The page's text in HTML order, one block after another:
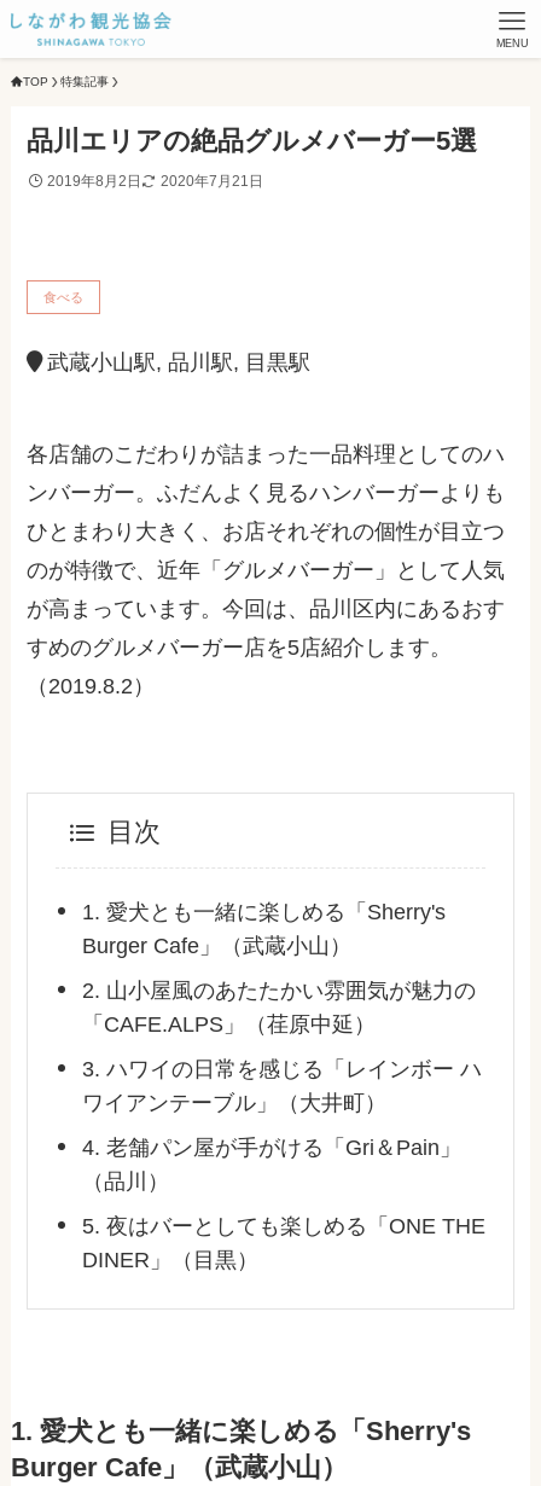
MENU
TOP 特集記事
品川エリアの絶品グルメバーガー5選
2019年8月2日 2020年7月21日
食べる
武蔵小山駅, 品川駅, 目黒駅
各店舗のこだわりが詰まった一品料理としてのハ
ンバーガー。ふだんよく見るハンバーガーよりも
ひとまわり大きく、お店それぞれの個性が目立つ
のが特徴で、近年「グルメバーガー」として人気
が高まっています。今回は、品川区内にあるおす
すめのグルメバーガー店を5店紹介します。
（2019.8.2）
目次
1. 愛犬とも一緒に楽しめる「Sherry's
Burger Cafe」（武蔵小山）
2. 山小屋風のあたたかい雰囲気が魅力の
「CAFE.ALPS」（荏原中延）
3. ハワイの日常を感じる「レインボー ハ
ワイアンテーブル」（大井町）
4. 老舗パン屋が手がける「Gri＆Pain」
（品川）
5. 夜はバーとしても楽しめる「ONE THE
DINER」（目黒）
1. 愛犬とも一緒に楽しめる「Sherry's
Burger Cafe」（武蔵小山）